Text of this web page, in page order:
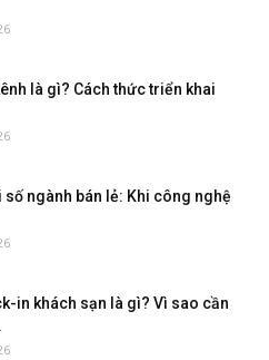
là gì? Cách thức triển khai
số ngành bán lẻ: Khi công nghệ
in khách sạn là gì? Vì sao cần